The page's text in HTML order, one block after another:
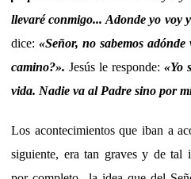
llevaré conmigo... Adonde yo voy
dice: «Señor, no sabemos
camino?».Jesús le responde:«Yo
vida. Nadie va al Padre sino por
Los acontecimientos que iban a
siguiente, era tan graves y de tal